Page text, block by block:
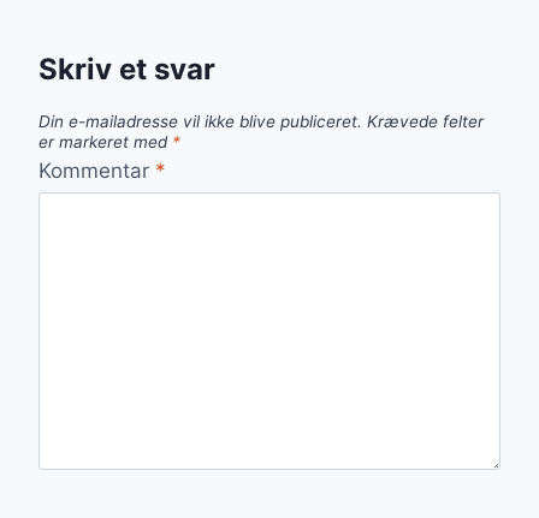
Skriv et svar
Din e-mailadresse vil ikke blive publiceret. Krævede felter
er markeret med *
Kommentar *